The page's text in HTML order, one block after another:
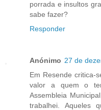
porrada e insultos
sabe fazer?
Responder
Anónimo 27 de
Em Resende critica-
valor a quem o
Assembleia
trabalhei. Aqueles